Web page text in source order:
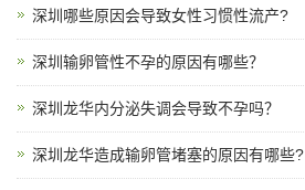
深圳哪些原因会导致女性习惯性流产?
深圳输卵管性不孕的原因有哪些？
深圳龙华内分泌失调会导致不孕吗？
深圳龙华造成输卵管堵塞的原因有哪些?